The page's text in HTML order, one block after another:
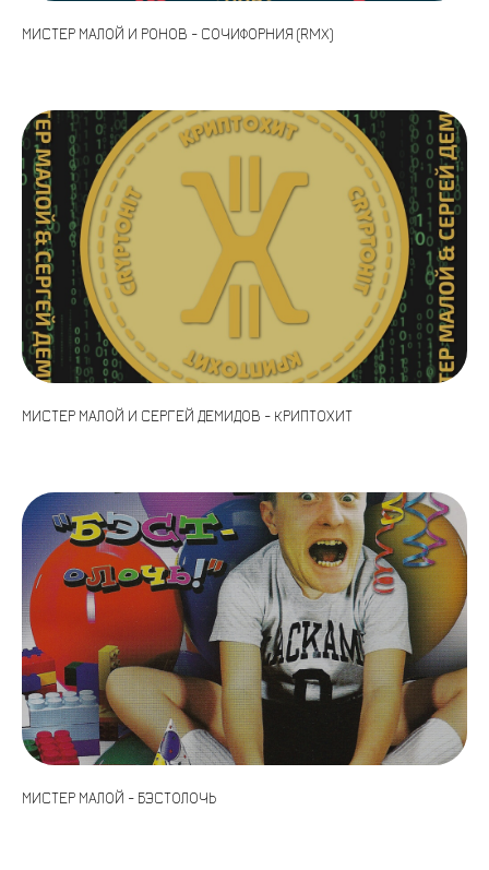
МИСТЕР МАЛОЙ И РОНОВ - СОЧИФОРНИЯ (RMX)
МИСТЕР МАЛОЙ И СЕРГЕЙ ДЕМИДОВ - КРИПТОХИТ
МИСТЕР МАЛОЙ - БЭСТОЛОЧЬ